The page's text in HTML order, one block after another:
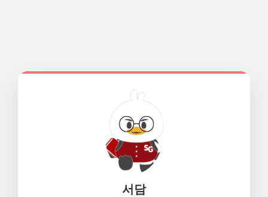
서담